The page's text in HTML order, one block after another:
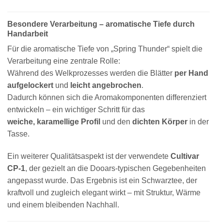
Besondere Verarbeitung – aromatische Tiefe durch
Handarbeit
Für die aromatische Tiefe von „Spring Thunder“ spielt die
Verarbeitung eine zentrale Rolle:
Während des Welkprozesses werden die Blätter per Hand
aufgelockert und leicht angebrochen.
Dadurch können sich die Aromakomponenten differenziert
entwickeln – ein wichtiger Schritt für das
weiche, karamellige Profil und den dichten Körper in der
Tasse.
Ein weiterer Qualitätsaspekt ist der verwendete Cultivar
CP-1, der gezielt an die Dooars-typischen Gegebenheiten
angepasst wurde. Das Ergebnis ist ein Schwarztee, der
kraftvoll und zugleich elegant wirkt – mit Struktur, Wärme
und einem bleibenden Nachhall.